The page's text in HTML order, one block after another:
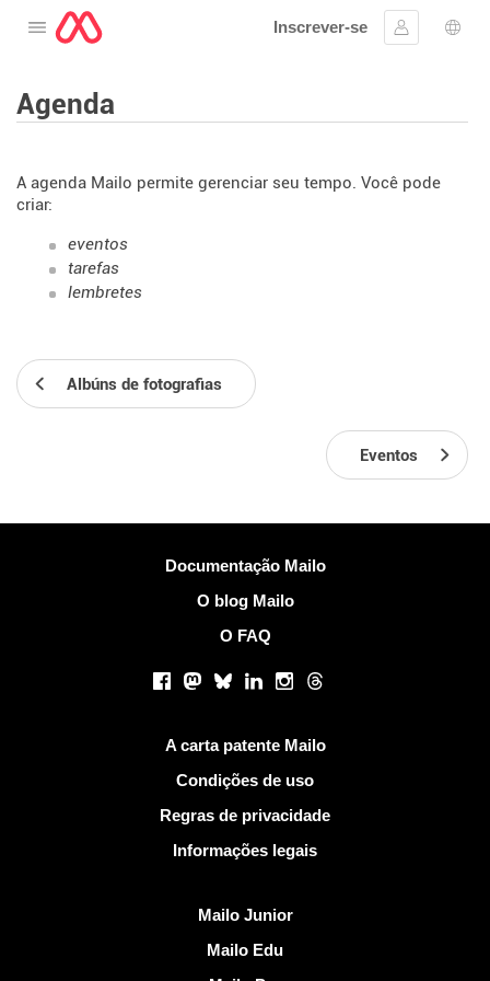
Abra o cardápio
Inscrever-se
Assinar em
Agenda
A agenda Mailo permite gerenciar seu tempo. Você pode
criar:
eventos
tarefas
lembretes
Albúns de fotografias
Eventos
Documentação Mailo
O blog Mailo
O FAQ
Facebook
Mastodon
BlueskyLinkedInInstagram
Threads
A carta patente Mailo
Condições de uso
Regras de privacidade
Informações legais
Mailo Junior
Mailo Edu